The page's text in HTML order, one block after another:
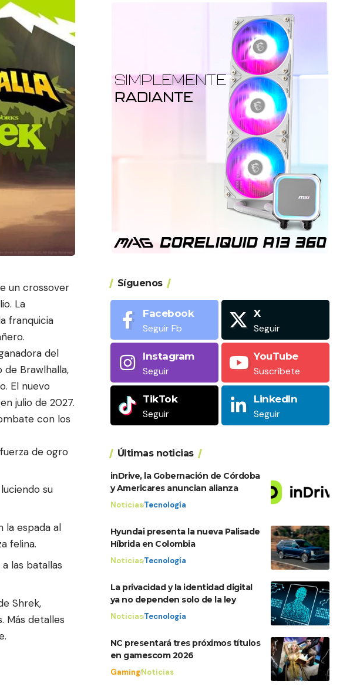
un crossover
La
franquicia
del
de Brawlhalla,
El nuevo
julio de 2027.
con los
de ogro
su
la espada al
felina.
las batallas
Shrek,
Más detalles
Síguenos
Facebook
Seguir Fb
X
Seguir
Instagram
Seguir
YouTube
Suscríbete
TikTok
Seguir
LinkedIn
Seguir
Últimas noticias
inDrive, la Gobernación de Córdoba
y Americares anuncian alianza
NoticiasTecnología
Hyundai presenta la nueva Palisade
Híbrida en Colombia
NoticiasTecnología
La privacidad y la identidad digital
ya no dependen solo de la ley
NoticiasTecnología
NC presentará tres próximos títulos
en gamescom 2026
GamingNoticias